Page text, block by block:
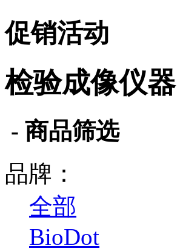
促销活动
检验成像仪器
- 商品筛选
品牌：
全部
BioDot